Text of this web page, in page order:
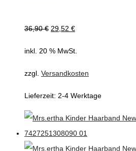
36,90€ 29,52 €
inkl. 20 % MwSt.
zzgl. Versandkosten
Lieferzeit: 2-4 Werktage